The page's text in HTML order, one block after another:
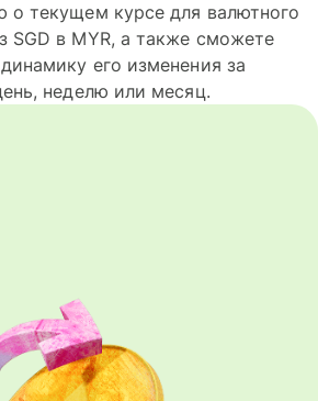
о текущем курсе для валютного
SGD в MYR, а также сможете
его изменения за
неделю или месяц.